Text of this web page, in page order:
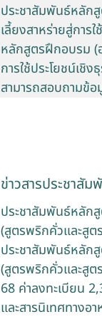
ประชาสัมพันธ์หลัก
เลี้ยงสาหร่ายสู่การ
หลักสูตรฝึกอบรม (
การใช้ประโยชน์เ
สามารถสอบถามข้อ
ข่าวสารประชาสัม
ประชาสัมพันธ์หลัก
(สูตรพริกคั่วและสูต
ประชาสัมพันธ์หลัก
(สูตรพริกคั่วและสู
68 ค่าลงทะเบียน
และสารนิเทศทางอา